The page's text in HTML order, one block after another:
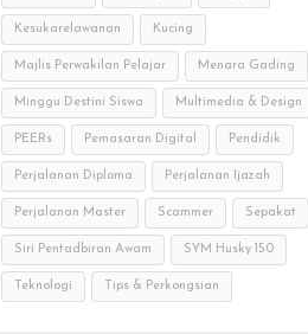
Kesukarelawanan Kucing
Majlis Perwakilan Pelajar Menara Gading
Minggu Destini Siswa Multimedia & Design
PEERs Pemasaran Digital Pendidik
Perjalanan Diploma Perjalanan Ijazah
Perjalanan Master Scammer Sepakat
Siri Pentadbiran Awam SYM Husky 150
Teknologi Tips & Perkongsian